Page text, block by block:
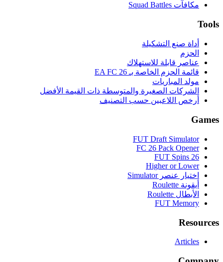
مكافآت Squad Battles
Tools
أداة صنع التشكيلة
الحزم
عناصر قابلة للاستهلاك
قائمة الحزم الخاصة بـ EA FC 26
مولد المباريات
الشركات الصغيرة والمتوسطة ذات القيمة الأفضل
أرخص اللاعبين حسب التصنيف
Games
FUT Draft Simulator
FC 26 Pack Opener
FUT Spins 26
Higher or Lower
اختيار عنصر Simulator
أيقونة Roulette
الأبطال Roulette
FUT Memory
Resources
Articles